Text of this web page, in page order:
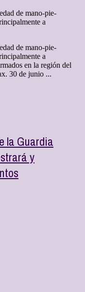
de mano-pie-
a
de mano-pie-
a
en la región del
30 de junio ...
la Guardia
y